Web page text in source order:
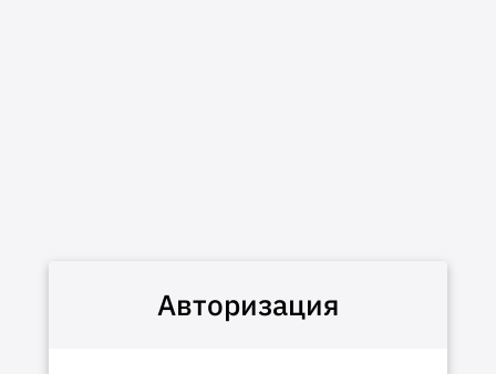
Авторизация